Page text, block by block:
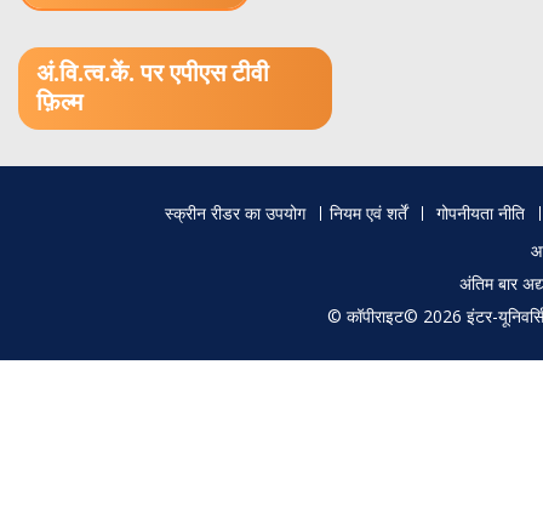
अं.वि.त्व.कें. पर एपीएस टीवी
फ़िल्म
स्क्रीन रीडर का उपयोग नियम एवं शर्तें
गोपनीयता नीति
अंतिम बार
© कॉपीराइट© 2026 इंटर-